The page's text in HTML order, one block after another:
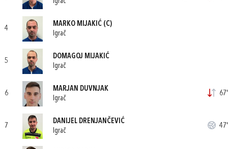
4
MARKO MIJAKIĆ (C)
Igrač
5
DOMAGOJ MIJAKIĆ
Igrač
6
MARJAN DUVNJAK
Igrač
67'
7
DANIJEL DRENJANČEVIĆ
Igrač
47'